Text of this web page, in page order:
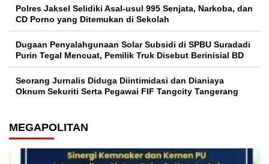
Polres Jaksel Selidiki Asal-usul 995 Senjata, Narkoba, dan
CD Porno yang Ditemukan di Sekolah
‎Dugaan Penyalahgunaan Solar Subsidi di SPBU Suradadi
Purin Tegal Mencuat, Pemilik Truk Disebut Berinisial BD
Seorang Jurnalis Diduga Diintimidasi dan Dianiaya
Oknum Sekuriti Serta Pegawai FIF Tangcity Tangerang
MEGAPOLITAN